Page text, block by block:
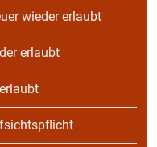
wieder erlaubt
erlaubt